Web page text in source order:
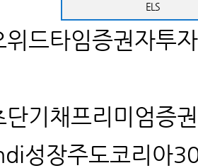
ELS
위드타임증권자투
단기채프리미엄증
성장주도코리아